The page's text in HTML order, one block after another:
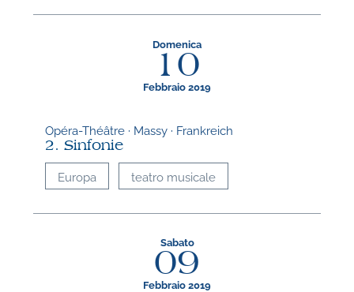
Domenica
10
Febbraio 2019
Opéra-Théâtre · Massy · Frankreich
2. Sinfonie
Europa teatro musicale
Sabato
09
Febbraio 2019